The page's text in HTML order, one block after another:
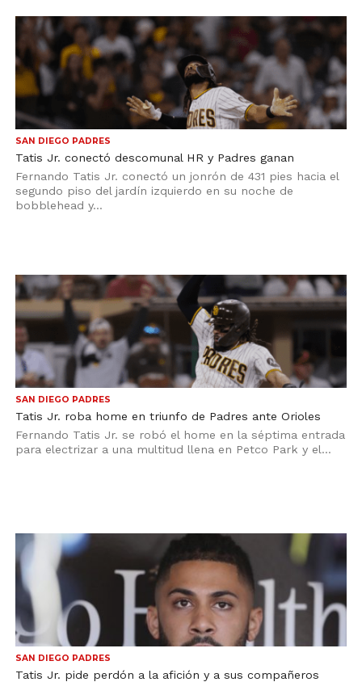
SAN DIEGO PADRES
Tatis Jr. conectó descomunal HR y Padres ganan
Fernando Tatis Jr. conectó un jonrón de 431 pies hacia el
segundo piso del jardín izquierdo en su noche de
bobblehead y...
SAN DIEGO PADRES
Tatis Jr. roba home en triunfo de Padres ante Orioles
Fernando Tatis Jr. se robó el home en la séptima entrada
para electrizar a una multitud llena en Petco Park y el...
SAN DIEGO PADRES
Tatis Jr. pide perdón a la afición y a sus compañeros